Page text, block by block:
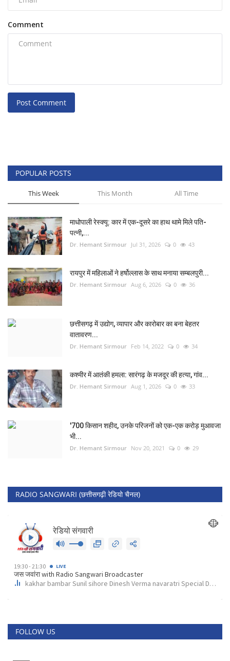
Comment
Post Comment
POPULAR POSTS
This Week This Month All Time
माधोपाली रेस्क्यू: कार में एक-दूसरे का हाथ थामे मिले पति-
पत्नी,...
Dr. Hemant Sirmour Jul 31, 2026 0 43
रायपुर में महिलाओं ने हर्षोल्लास के साथ मनाया सम्बलपुरी...
Dr. Hemant Sirmour Aug 6, 2026 0 36
छत्तीसगढ़ में उद्योग, व्यापार और कारोबार का बना बेहतर
वातावरण...
Dr. Hemant Sirmour Feb 14, 2022 0 34
कश्मीर में आतंकी हमला: सारंगढ़ के मजदूर की हत्या, गांव...
Dr. Hemant Sirmour Aug 1, 2026 0 33
'700 किसान शहीद, उनके परिजनों को एक-एक करोड़ मुआवजा
भी...
Dr. Hemant Sirmour Nov 20, 2021 0 29
RADIO SANGWARI (छत्तीसगढ़ी रेडियो चैनल)
FOLLOW US